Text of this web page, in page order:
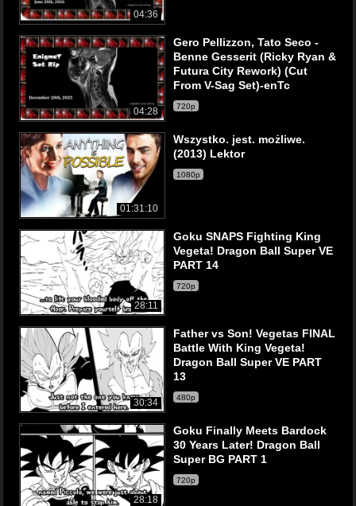
04:36
04:28
Gero Pellizzon, Tato Seco -
Benne Gesserit (Ricky Ryan &
Futura City Rework) (Cut
From V-Sag Set)-enTc
720p
01:31:10
Wszystko. jest. możliwe.
(2013) Lektor
1080p
28:11
Goku SNAPS Fighting King
Vegeta! Dragon Ball Super VE
PART 14
720p
30:34
Father vs Son! Vegetas FINAL
Battle With King Vegeta!
Dragon Ball Super VE PART
13
480p
28:18
Goku Finally Meets Bardock
30 Years Later! Dragon Ball
Super BG PART 1
720p